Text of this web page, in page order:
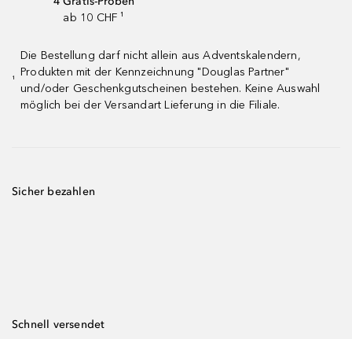
ab 10 CHF ¹
¹
Die Bestellung darf nicht allein aus Adventskalendern,
Produkten mit der Kennzeichnung "Douglas Partner"
und/oder Geschenkgutscheinen bestehen. Keine Auswahl
möglich bei der Versandart Lieferung in die Filiale.
Sicher bezahlen
Schnell versendet